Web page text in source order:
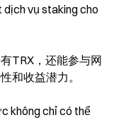
dịch vụ staking cho
TRX，还能参与网
和收益潜力。
không chỉ có thể